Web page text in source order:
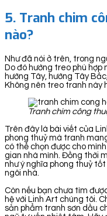
5. Tranh chim
nào?
Như đã nói ở trên, trong
Do đó hướng treo phù
hướng Tây, hướng Tây
Không nên treo tranh này
Tranh chim công
Trên đây là bài viết của
phong thuỷ mà tranh
có thể chọn được cho
gian nhà mình. Đồng thời
như ý nghĩa phong thuỷ
ngôi nhà.
Còn nếu bạn chưa tìm
hệ với Linh Art chúng tôi.
sản phẩm tranh sơn dầu